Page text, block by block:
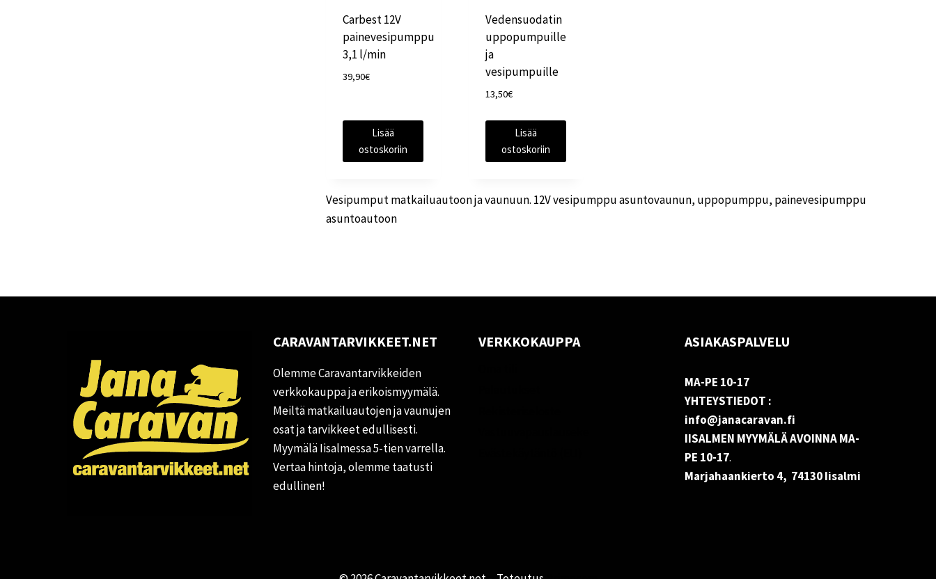
Carbest 12V
painevesipumppu
3,1 l/min
39,90€
Lisää
ostoskoriin
Vedensuodatin
uppopumpuille
ja
vesipumpuille
13,50€
Lisää
ostoskoriin
Vesipumput matkailuautoon ja vaunuun. 12V vesipumppu asuntovaunun, uppopumppu, painevesipumppu
asuntoautoon
CARAVANTARVIKKEET.NET
Olemme Caravantarvikkeiden
verkkokauppa ja erikoismyymälä.
Meiltä matkailuautojen ja vaunujen
osat ja tarvikkeet edullisesti.
Myymälä Iisalmessa 5-tien varrella.
Vertaa hintoja, olemme taatusti
edullinen!
VERKKOKAUPPA ASIAKASPALVELU
MA-PE 10-17
YHTEYSTIEDOT :
info@janacaravan.fi
IISALMEN MYYMÄLÄ AVOINNA MA-
PE 10-17.
Marjahaankierto 4, 74130 Iisalmi